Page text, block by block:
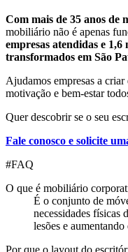
Com mais de 35 anos de
mobiliário não é apenas
empresas atendidas e 1,6
transformados em São
Ajudamos empresas a
motivação e bem-estar
Quer descobrir se o seu
Fale conosco e solicite
#FAQ
O que é mobiliário
É o conjunto de
necessidades físicas
lesões e
Por que o layout do